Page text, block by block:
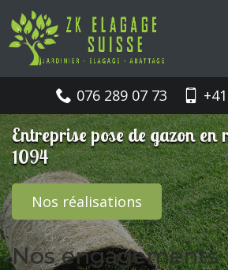
076 289 07 73
Entreprise pose de gazon
1094
Nos réalisations
Nos engagements